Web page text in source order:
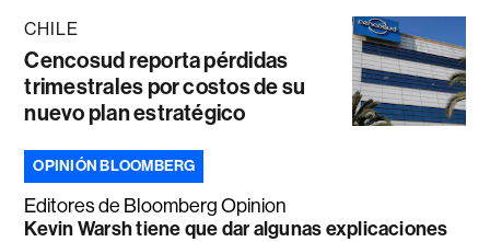
CHILE
Cencosud reporta pérdidas
trimestrales por costos de su
nuevo plan estratégico
OPINIÓN BLOOMBERG
Editores de Bloomberg Opinion
Kevin Warsh tiene que dar algunas explicaciones